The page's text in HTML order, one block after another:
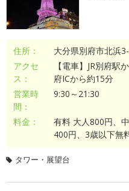
住所：
大分県別府市北浜
アクセ
ス：
【電車】JR別府駅
府ICから約15分
営業時
間：
9:30～21:30
料金：
有料 大人800円、
400円、3歳以下無
タワー・展望台